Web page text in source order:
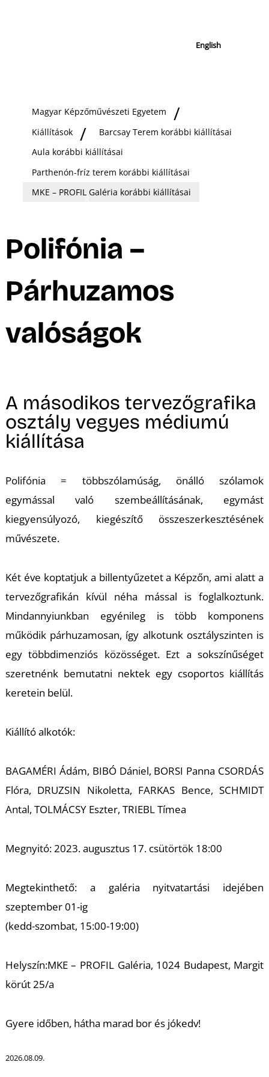
English
Magyar Képzőművészeti Egyetem
Kiállítások
Barcsay Terem korábbi kiállításai
Aula korábbi kiállításai
Parthenón-fríz terem korábbi kiállításai
MKE – PROFIL Galéria korábbi kiállításai
Polifónia –
Párhuzamos
valóságok
A másodikos tervezőgrafika
osztály vegyes médiumú
kiállítása
Polifónia = többszólamúság, önálló szólamok
egymással való szembeállításának, egymást
kiegyensúlyozó, kiegészítő összeszerkesztésének
művészete.
Két éve koptatjuk a billentyűzetet a Képzőn, ami alatt a
tervezőgrafikán kívül néha mással is foglalkoztunk.
Mindannyiunkban egyénileg is több komponens
működik párhuzamosan, így alkotunk osztályszinten is
egy többdimenziós közösséget. Ezt a sokszínűséget
szeretnénk bemutatni nektek egy csoportos kiállítás
keretein belül.
Kiállító alkotók:
BAGAMÉRI Ádám, BIBÓ Dániel, BORSI Panna CSORDÁS
Flóra, DRUZSIN Nikoletta, FARKAS Bence, SCHMIDT
Antal, TOLMÁCSY Eszter, TRIEBL Tímea
Megnyitó: 2023. augusztus 17. csütörtök 18:00
Megtekinthető: a galéria nyitvatartási idejében
szeptember 01-ig
(kedd-szombat, 15:00-19:00)
Helyszín:MKE – PROFIL Galéria, 1024 Budapest, Margit
körút 25/a
Gyere időben, hátha marad bor és jókedv!
2026.08.09.